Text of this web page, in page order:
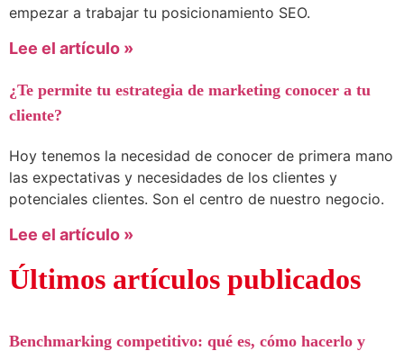
empezar a trabajar tu posicionamiento SEO.
Lee el artículo »
¿Te permite tu estrategia de marketing conocer a tu
cliente?
Hoy tenemos la necesidad de conocer de primera mano
las expectativas y necesidades de los clientes y
potenciales clientes. Son el centro de nuestro negocio.
Lee el artículo »
Últimos artículos publicados
Benchmarking competitivo: qué es, cómo hacerlo y